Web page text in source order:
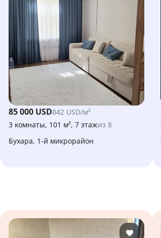
85 000 USD842 USD/м²
3 комнаты, 101 м², 7 этажиз 8
Бухара, 1-й микрорайон